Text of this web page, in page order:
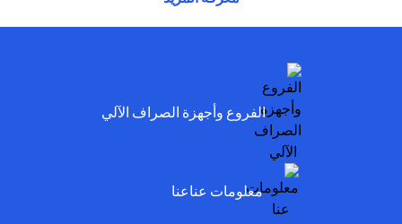
الفروع وأجهزة الصراف الآلي
معلومات عناعنا